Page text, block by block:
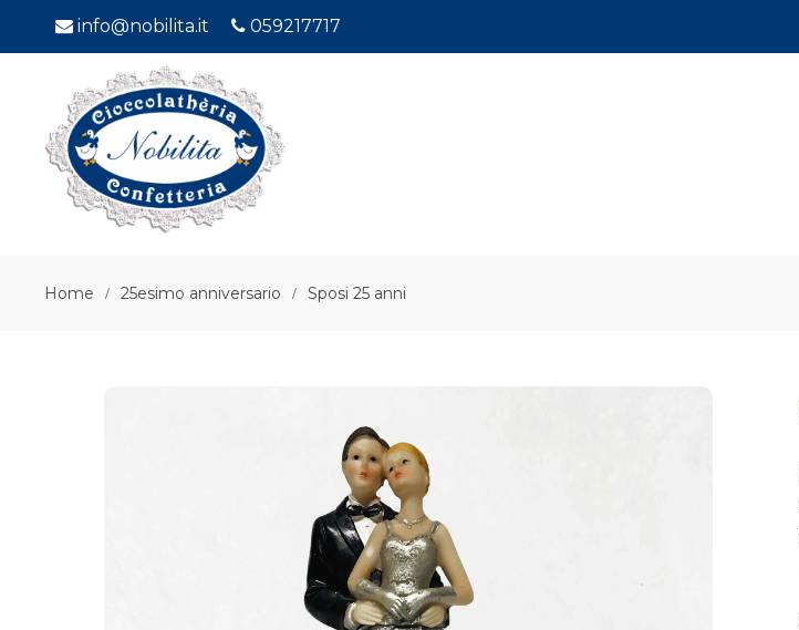
info@nobilita.it 059217717
Home 25esimo anniversario Sposi 25 anni